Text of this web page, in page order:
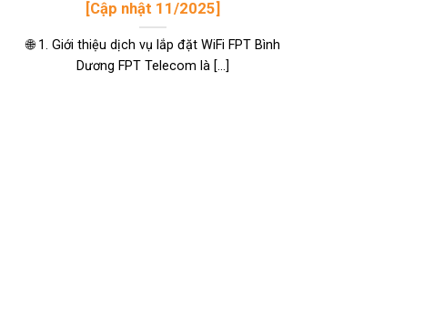
[Cập nhật 11/2025]
🌐 1. Giới thiệu dịch vụ lắp đặt WiFi FPT Bình
Dương FPT Telecom là [...]